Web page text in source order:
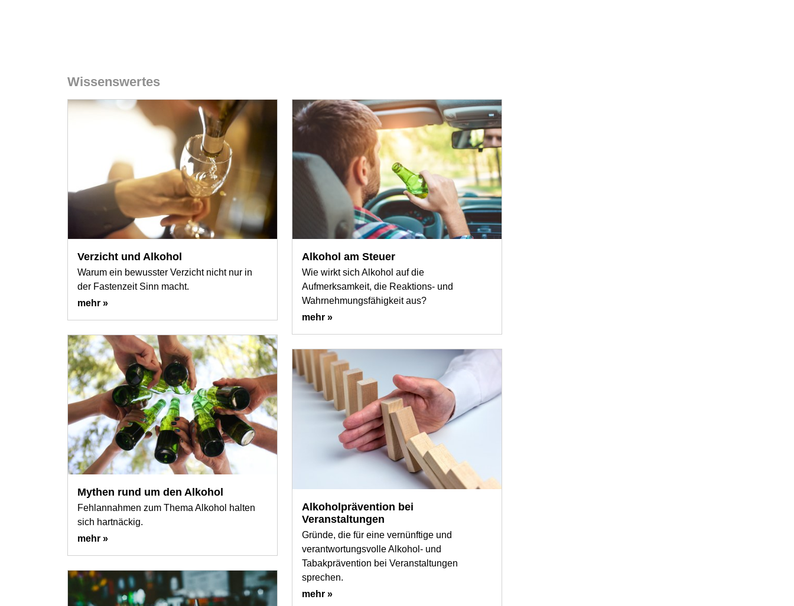
Wissenswertes
Verzicht und Alkohol
Warum ein bewusster Verzicht nicht nur in
der Fastenzeit Sinn macht.
mehr »
Alkohol am Steuer
Wie wirkt sich Alkohol auf die
Aufmerksamkeit, die Reaktions- und
Wahrnehmungsfähigkeit aus?
mehr »
Mythen rund um den Alkohol
Fehlannahmen zum Thema Alkohol halten
sich hartnäckig.
mehr »
Alkoholprävention bei
Veranstaltungen
Gründe, die für eine vernünftige und
verantwortungsvolle Alkohol- und
Tabakprävention bei Veranstaltungen
sprechen.
mehr »